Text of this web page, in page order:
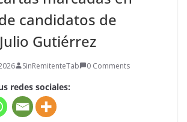
candidatos de
Gutiérrez
SinRemitenteTab 0 Comments
redes sociales: